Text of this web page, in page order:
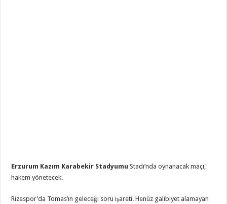
Erzurum Kazım Karabekir Stadyumu Stadı’nda oynanacak maçı,
hakemyönetecek.
Rizespor’da Tomas’ın geleceği soru işareti. Henüz galibiyet alamayan